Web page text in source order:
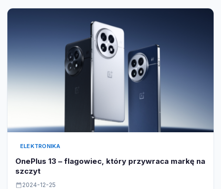
ELEKTRONIKA
OnePlus 13 – flagowiec, który przywraca markę na
szczyt
2024-12-25